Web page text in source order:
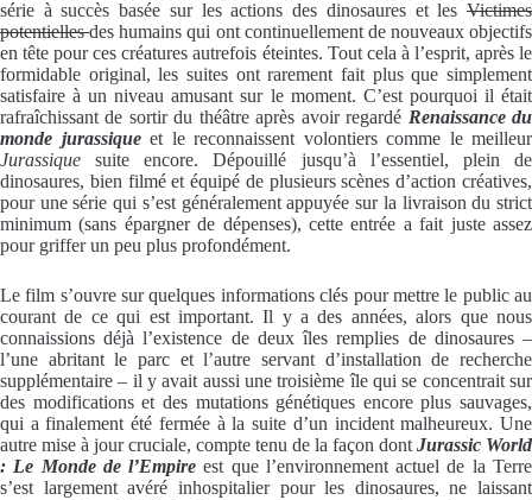
série à succès basée sur les actions des dinosaures et les Victimes
potentielles des humains qui ont continuellement de nouveaux objectifs
en tête pour ces créatures autrefois éteintes. Tout cela à l’esprit, après le
formidable original, les suites ont rarement fait plus que simplement
satisfaire à un niveau amusant sur le moment. C’est pourquoi il était
rafraîchissant de sortir du théâtre après avoir regardé Renaissance du
monde jurassiqueet le reconnaissent volontiers comme le meilleur
Jurassiquesuite encore. Dépouillé jusqu’à l’essentiel, plein de
dinosaures, bien filmé et équipé de plusieurs scènes d’action créatives,
pour une série qui s’est généralement appuyée sur la livraison du strict
minimum (sans épargner de dépenses), cette entrée a fait juste assez
pour griffer un peu plus profondément.
Le film s’ouvre sur quelques informations clés pour mettre le public au
courant de ce qui est important. Il y a des années, alors que nous
connaissions déjà l’existence de deux îles remplies de dinosaures –
l’une abritant le parc et l’autre servant d’installation de recherche
supplémentaire – il y avait aussi une troisième île qui se concentrait sur
des modifications et des mutations génétiques encore plus sauvages,
qui a finalement été fermée à la suite d’un incident malheureux. Une
autre mise à jour cruciale, compte tenu de la façon dont Jurassic World
: Le Monde de l’Empire est que l’environnement actuel de la Terre
s’est largement avéré inhospitalier pour les dinosaures, ne laissant